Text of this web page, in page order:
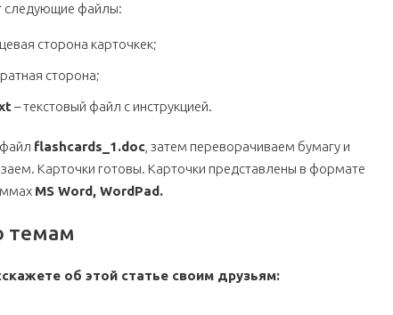
следующие файлы:
сторона карточкек;
сторона;
– текстовый файл с инструкцией.
flashcards_1.doc , затем переворачиваем бумагу и
Карточки готовы. Карточки представлены в формате
MS Word, WordPad.
темам
об этой статье своим друзьям: